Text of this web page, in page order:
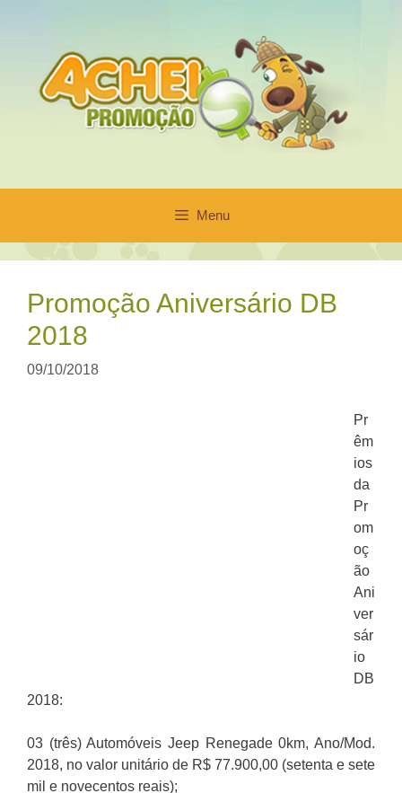
conteúdo
Menu
Promoção Aniversário DB
2018
09/10/2018
Pr
êm
ios
da
Pr
om
oç
ão
Ani
ver
sár
io
DB
2018:
03 (três) Automóveis Jeep Renegade 0km, Ano/Mod.
2018, no valor unitário de R$ 77.900,00 (setenta e sete
mil e novecentos reais);